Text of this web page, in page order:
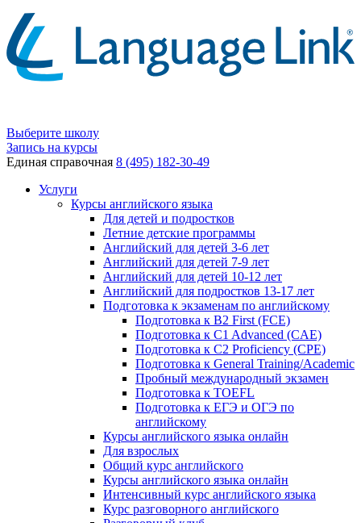
Выберите школу
Запись на курсы
Единая справочная 8 (495) 182-30-49
Услуги
Курсы английского языка
Для детей и подростков
Летние детские программы
Английский для детей 3-6 лет
Английский для детей 7-9 лет
Английский для детей 10-12 лет
Английский для подростков 13-17 лет
Подготовка к экзаменам по английскому
Подготовка к B2 First (FCE)
Подготовка к C1 Advanced (CAE)
Подготовка к C2 Proficiency (CPE)
Подготовка к General Training/Academic
Пробный международный экзамен
Подготовка к TOEFL
Подготовка к ЕГЭ и ОГЭ по
английскому
Курсы английского языка онлайн
Для взрослых
Общий курс английского
Курсы английского языка онлайн
Интенсивный курс английского языка
Курс разговорного английского